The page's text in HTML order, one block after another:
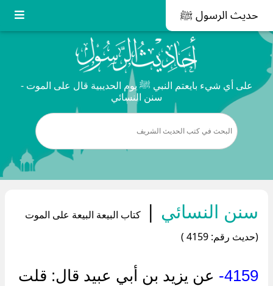
حديث الرسول ﷺ
على أي شيء بايعتم النبي ﷺ يوم الحديبية قال على الموت -
سنن النسائي
سنن النسائي |
كتاب البيعة البيعة على الموت
(حديث رقم: 4159 )
4159-
عن يزيد بن أبي عبيد قال: قلت